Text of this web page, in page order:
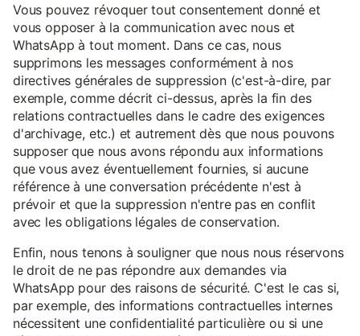
Vous pouvez révoquer tout consentement donné et
vous opposer à la communication avec nous et
WhatsApp à tout moment. Dans ce cas, nous
supprimons les messages conformément à nos
directives générales de suppression (c'est-à-dire, par
exemple, comme décrit ci-dessus, après la fin des
relations contractuelles dans le cadre des exigences
d'archivage, etc.) et autrement dès que nous pouvons
supposer que nous avons répondu aux informations
que vous avez éventuellement fournies, si aucune
référence à une conversation précédente n'est à
prévoir et que la suppression n'entre pas en conflit
avec les obligations légales de conservation.
Enfin, nous tenons à souligner que nous nous réservons
le droit de ne pas répondre aux demandes via
WhatsApp pour des raisons de sécurité. C'est le cas si,
par exemple, des informations contractuelles internes
nécessitent une confidentialité particulière ou si une